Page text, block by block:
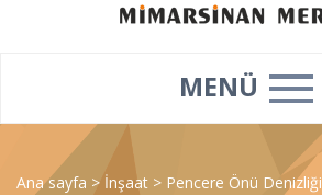
MENÜ
Ana sayfa > İnşaat > Pencere Önü Denizliği